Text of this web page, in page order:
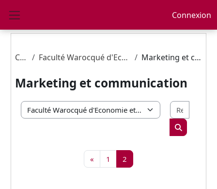
Connexion
Cours Faculté Warocqué d'Economie et de Gestion Marketing et communication
Marketing et communication
Catégories de cours
« Page précédente
1 Page 1
2